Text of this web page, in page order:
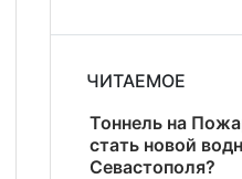
ЧИТАЕМОЕ
Тоннель на
стать новой
Севастополя?